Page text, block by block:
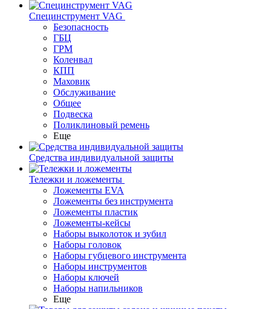
Специнструмент VAG
Безопасность
ГБЦ
ГРМ
Коленвал
КПП
Маховик
Обслуживание
Общее
Подвеска
Поликлиновый ремень
Еще
Средства индивидуальной защиты
Тележки и ложементы
Ложементы EVA
Ложементы без инструмента
Ложементы пластик
Ложементы-кейсы
Наборы выколоток и зубил
Наборы головок
Наборы губцевого инструмента
Наборы инструментов
Наборы ключей
Наборы напильников
Еще